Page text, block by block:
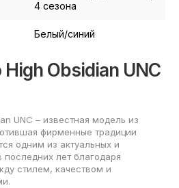
4 сезона
Белый/синий
High Obsidian UNC
UNC – известная модель из
фирменные традиции
одним из актуальных и
лет благодаря
стилем, качеством и